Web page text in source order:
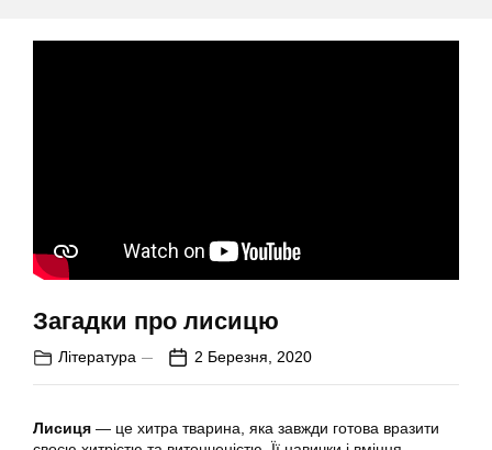
Загадки про лисицю
Література 2 Березня, 2020
Лисиця — це хитра тварина, яка завжди готова вразити